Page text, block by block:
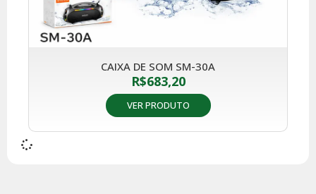
CAIXA DE SOM SM-30A
R$683,20
VER PRODUTO